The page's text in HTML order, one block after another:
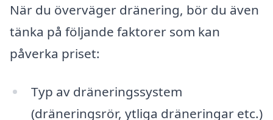
När du överväger dränering, bör du även
tänka på följande faktorer som kan
påverka priset:
Typ av dräneringssystem
(dräneringsrör, ytliga dräneringar etc.)